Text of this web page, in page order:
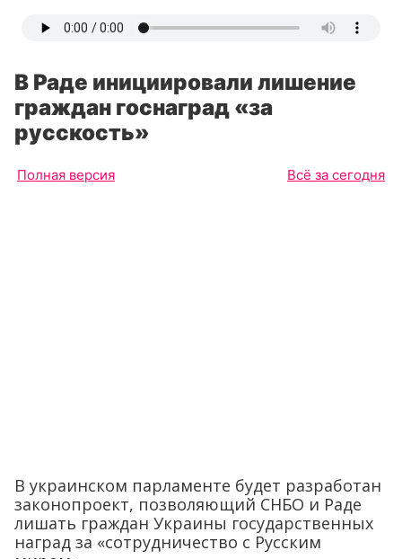
В Раде инициировали лишение
граждан госнаград «за
русскость»
Полная версия Всё за сегодня
В украинском парламенте будет разработан
законопроект, позволяющий СНБО и Раде
лишать граждан Украины государственных
наград за «сотрудничество с Русским